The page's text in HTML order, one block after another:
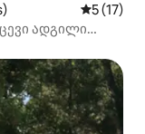
საშუალო
5 (17)
ადგილი